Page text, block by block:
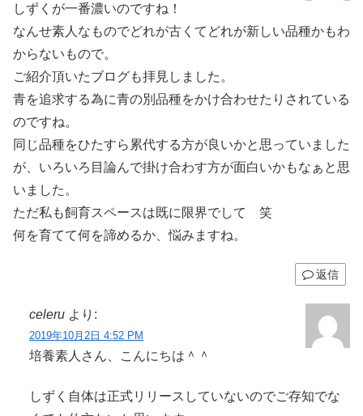
しずくが一番濃いのですね！
なんせ素人なものでどれが古くてどれが新しい品種かもわ
からないもので。
ご紹介頂いたブログも拝見しました。
青を追求する為に青の別品種をかけ合わせたりされている
のですね。
同じ品種をひたすら累代する方が良いかと思っていました
が、いろいろ目論んで掛け合わす方が面白いかもなぁと思
いました。
ただ私も飼育スペースは既に限界でして 笑
何を育てて何を諦めるか、悩みますね。
返信
celeru より:
2019年10月2日 4:52 PM
培養素人さん、こんにちは＾＾
しずく自体は正式リリースしていないのでご存知でな